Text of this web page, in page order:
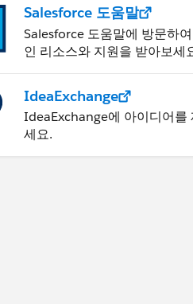
Salesforce 도움말
Salesforce 도움말에 방문하
인 리소스와 지원을 받아보세
IdeaExchange
IdeaExchange에 아이디어를
세요.